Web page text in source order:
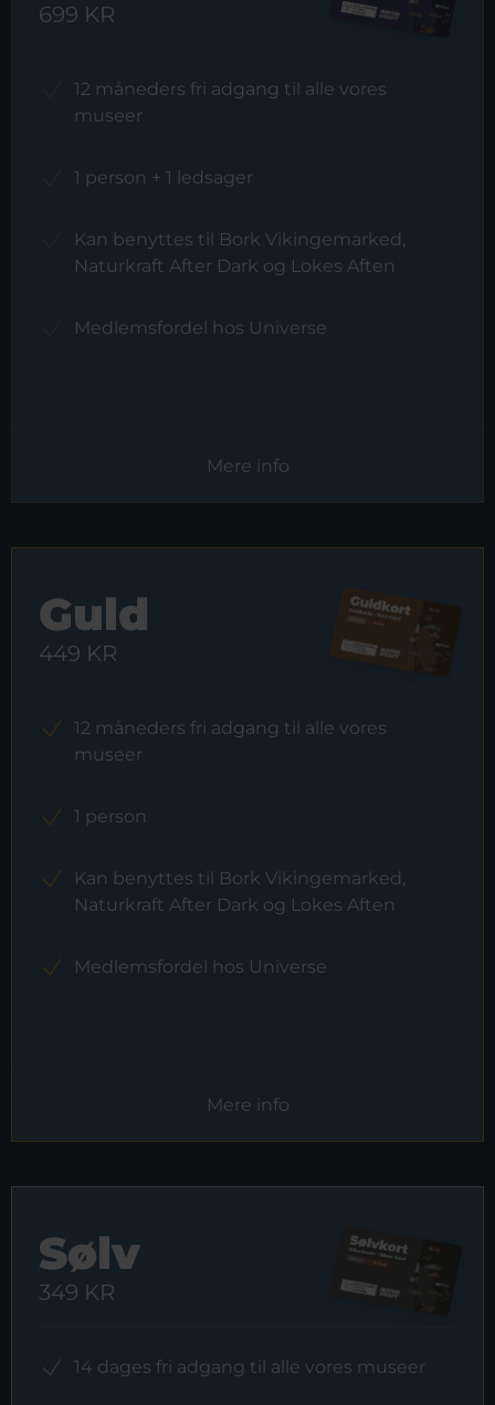
699 KR
12 måneders fri adgang til alle vores
museer
1 person + 1 ledsager
Kan benyttes til Bork Vikingemarked,
Naturkraft After Dark og Lokes Aften
Medlemsfordel hos Universe
Mere info
Guld
449 KR
12 måneders fri adgang til alle vores
museer
1 person
Kan benyttes til Bork Vikingemarked,
Naturkraft After Dark og Lokes Aften
Medlemsfordel hos Universe
Mere info
Sølv
349 KR
14 dages fri adgang til alle vores museer